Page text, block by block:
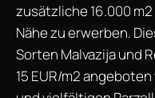
zusätzliche 16.000
Nähe zu erwerben.
Sorten Malvazija und
15 EUR/m2